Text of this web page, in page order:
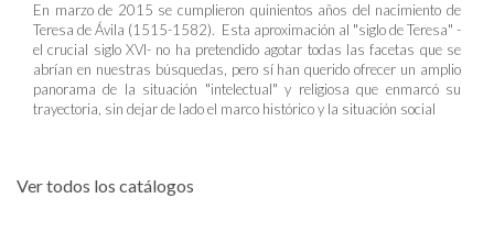
En marzo de 2015 se cumplieron quinientos años del nacimiento de
Teresa de Ávila (1515-1582). Esta aproximación al "siglo de Teresa" -
el crucial siglo XVI- no ha pretendido agotar todas las facetas que se
abrían en nuestras búsquedas, pero sí han querido ofrecer un amplio
panorama de la situación "intelectual" y religiosa que enmarcó su
trayectoria, sin dejar de lado el marco histórico y la situación social
Ver todos los catálogos